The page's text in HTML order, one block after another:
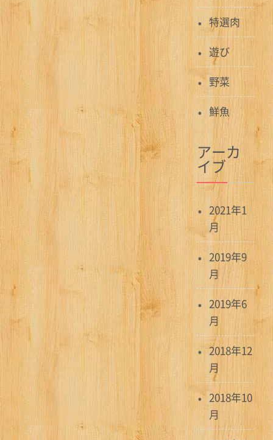
特選肉
遊び
野菜
鮮魚
アーカ
イブ
2021年1
月
2019年9
月
2019年6
月
2018年12
月
2018年10
月